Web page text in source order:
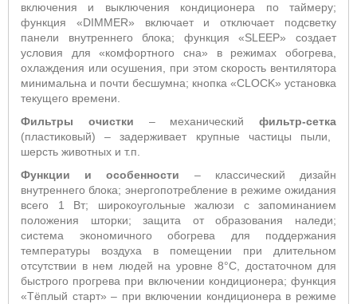
включения и выключения кондиционера по таймеру;
функция «DIMMER» включает и отключает подсветку
панели внутреннего блока; функция «SLEEP» создает
условия для «комфортного сна» в режимах обогрева,
охлаждения или осушения, при этом скорость вентилятора
минимальна и почти бесшумна; кнопка «CLOCK» установка
текущего времени.
Фильтры очистки – механический фильтр-сетка
(пластиковый) – задерживает крупные частицы пыли,
шерсть животных и т.п.
Функции и особенности – классический дизайн
внутреннего блока; энергопотребление в режиме ожидания
всего 1 Вт; широкоугольные жалюзи с запоминанием
положения шторки; защита от образования наледи;
система экономичного обогрева для поддержания
температуры воздуха в помещении при длительном
отсутствии в нем людей на уровне 8°С, достаточном для
быстрого прогрева при включении кондиционера; функция
«Тёплый старт»– при включении кондиционера в режиме